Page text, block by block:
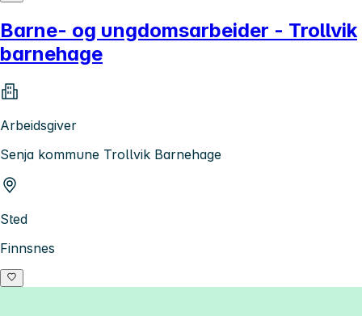
Barne- og ungdomsarbeider - Trollvik
barnehage
Arbeidsgiver
Senja kommune Trollvik Barnehage
Sted
Finnsnes